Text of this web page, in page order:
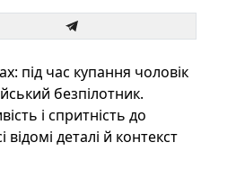
під час купання чоловік
безпілотник.
і спритність до
деталі й контекст